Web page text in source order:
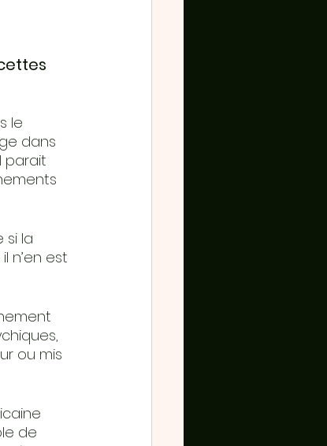
le
dans
parait
si la
n’en est
ou mis
de